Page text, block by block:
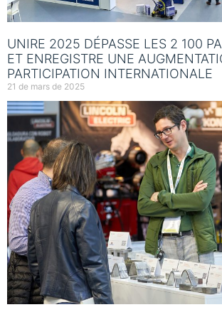
UNIRE 2025 DÉPASSE LES 2 100
ET ENREGISTRE UNE
PARTICIPATION INTERNATIONALE
21 de mars de 2025